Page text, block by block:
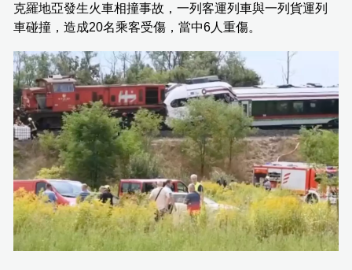
克羅地亞發生火車相撞事故，一列客運列車與一列貨運列
車碰撞，造成20名乘客受傷，當中6人重傷。